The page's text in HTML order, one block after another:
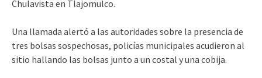
Chulavista en Tlajomulco.
Una llamada alertó a las autoridades sobre la presencia de
tres bolsas sospechosas, policías municipales acudieron al
sitio hallando las bolsas junto a un costal y una cobija.